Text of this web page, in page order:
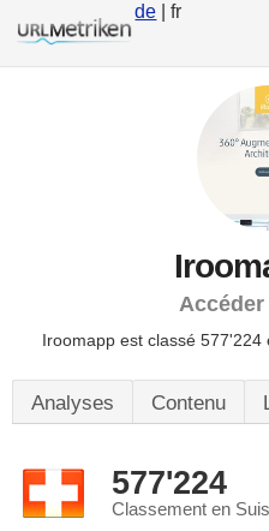
de | fr
Iroomapp est classé 577'224
Analyses Contenu
577'224
Classement en